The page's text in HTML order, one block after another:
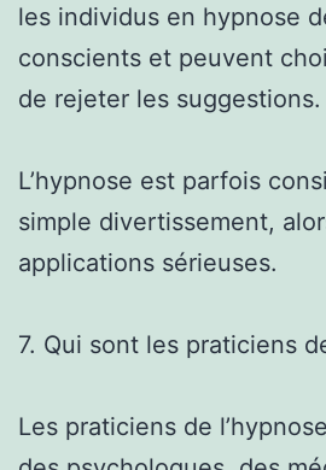
les individus en hypnose
conscients et peuvent
de rejeter les suggestions.
L’hypnose est parfois
simple divertissement,
applications sérieuses.
7. Qui sont les praticiens
Les praticiens de